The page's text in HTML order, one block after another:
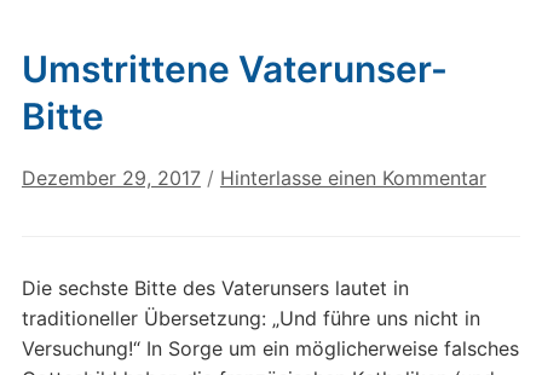
Umstrittene Vaterunser-
Bitte
Dezember 29, 2017 / Hinterlasse einen Kommentar
Die sechste Bitte des Vaterunsers lautet in
traditioneller Übersetzung: „Und führe uns nicht in
Versuchung!“ In Sorge um ein möglicherweise falsches